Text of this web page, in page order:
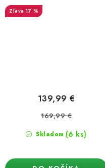
17 %
Skladom (6 ks)
139,99 €
169,99 €